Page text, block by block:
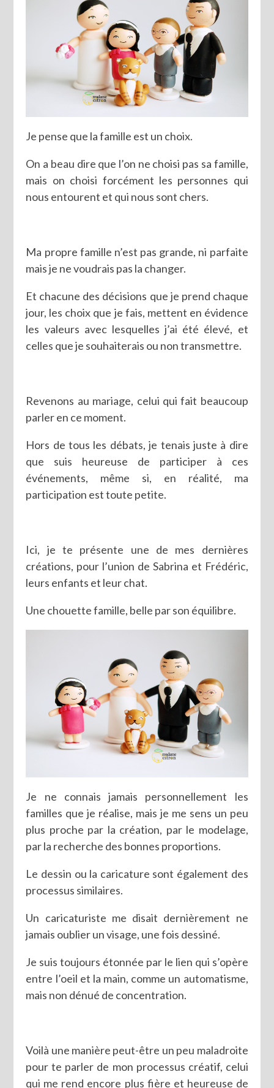
Je pense que la famille est un choix.
On a beau dire que l’on ne choisi pas sa famille,
mais on choisi forcément les personnes qui
nous entourent et qui nous sont chers.
Ma propre famille n’est pas grande, ni parfaite
mais je ne voudrais pas la changer.
Et chacune des décisions que je prend chaque
jour, les choix que je fais, mettent en évidence
les valeurs avec lesquelles j’ai été élevé, et
celles que je souhaiterais ou non transmettre.
Revenons au mariage, celui qui fait beaucoup
parler en ce moment.
Hors de tous les débats, je tenais juste à dire
que suis heureuse de participer à ces
événements, même si, en réalité, ma
participation est toute petite.
Ici, je te présente une de mes dernières
créations, pour l’union de Sabrina et Frédéric,
leurs enfants et leur chat.
Une chouette famille, belle par son équilibre.
Je ne connais jamais personnellement les
familles que je réalise, mais je me sens un peu
plus proche par la création, par le modelage,
par la recherche des bonnes proportions.
Le dessin ou la caricature sont également des
processus similaires.
Un caricaturiste me disait dernièrement ne
jamais oublier un visage, une fois dessiné.
Je suis toujours étonnée par le lien qui s’opère
entre l’oeil et la main, comme un automatisme,
mais non dénué de concentration.
Voilà une manière peut-être un peu maladroite
pour te parler de mon processus créatif, celui
qui me rend encore plus fière et heureuse de